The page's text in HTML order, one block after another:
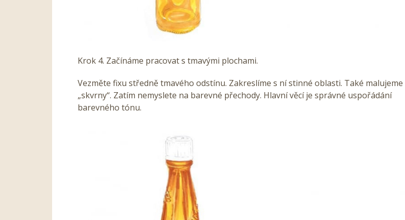
Krok 4. Začínáme pracovat s tmavými plochami.
Vezměte fixu středně tmavého odstínu. Zakreslíme s ní stinné oblasti. Také malujeme
„skvrny“. Zatím nemyslete na barevné přechody. Hlavní věcí je správné uspořádání
barevného tónu.